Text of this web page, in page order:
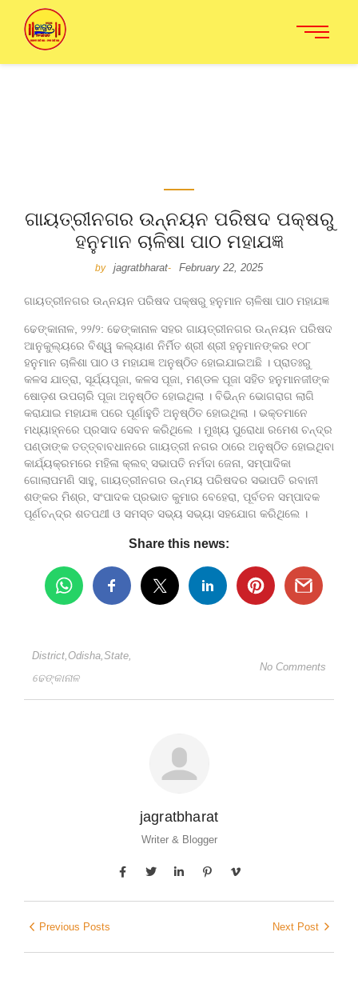
ଗାୟତ୍ରୀନଗର ଉନ୍ନୟନ ପରିଷଦ ପକ୍ଷରୁ
ହନୁମାନ ଚାଳିଷା ପାଠ ମହାଯଜ୍ଞ
by jagratbharat- February 22, 2025
ଗାୟତ୍ରୀନଗର ଉନ୍ନୟନ ପରିଷଦ ପକ୍ଷରୁ ହନୁମାନ ଚାଳିଷା ପାଠ ମହାଯଜ୍ଞ
ଢେଙ୍କାନାଳ, ୨୨/୨: ଢେଙ୍କାନାଳ ସହର ଗାୟତ୍ରୀନଗର ଉନ୍ନୟନ ପରିଷଦ
ଆନୁକୁଲ୍ୟରେ ବିଶ୍ୱ କଲ୍ୟାଣ ନିର୍ମିତ ଶ୍ରୀ ଶ୍ରୀ ହନୁମାନଙ୍କର ୧୦୮
ହନୁମାନ ଚାଳିଶା ପାଠ ଓ ମହାଯଜ୍ଞ ଅନୁଷ୍ଠିତ ହୋଇଯାଇଅଛି । ପ୍ରାତଃରୁ
କଳସ ଯାତ୍ରା, ସୂର୍ଯ୍ୟପୂଜା, କଳସ ପୂଜା, ମଣ୍ଡଳ ପୂଜା ସହିତ ହନୁମାନଜୀଙ୍କ
ଷୋଡ଼ଶ ଉପଚାରି ପୂଜା ଅନୁଷ୍ଠିତ ହୋଇଥିଲା । ବିଭିନ୍ନ ଭୋଗରାଗ ଲାଗି
କରାଯାଇ ମହାଯଜ୍ଞ ପରେ ପୂର୍ଣାହୁତି ଅନୁଷ୍ଠିତ ହୋଇଥିଲା । ଭକ୍ତମାନେ
ମଧ୍ୟାହ୍ନରେ ପ୍ରସାଦ ସେବନ କରିଥିଲେ । ମୁଖ୍ୟ ପୁରୋଧା ରମେଶ ଚନ୍ଦ୍ର
ପଣ୍ଡାଙ୍କ ତତ୍ତ୍ବାବଧାନରେ ଗାୟତ୍ରୀ ନଗର ଠାରେ ଅନୁଷ୍ଠିତ ହୋଇଥିବା
କାର୍ଯ୍ୟକ୍ରମରେ ମହିଳା କ୍ଲବ୍ ସଭାପତି ନର୍ମଦା ଜେନା, ସମ୍ପାଦିକା
ଗୋଲାପମଣି ସାହୁ, ଗାୟତ୍ରୀନଗର ଉନ୍ମୟ ପରିଷଦର ସଭାପତି ରବାନୀ
ଶଙ୍କର ମିଶ୍ର, ସଂପାଦକ ପ୍ରଭାତ କୁମାର ବେହେରା, ପୂର୍ବତନ ସମ୍ପାଦକ
ପୂର୍ଣଚନ୍ଦ୍ର ଶତପଥୀ ଓ ସମସ୍ତ ସଭ୍ୟ ସଭ୍ୟା ସହଯୋଗ କରିଥିଲେ ।
Share this news:
District Odisha State
ଢେଙ୍କାନାଳ
No Comments
jagratbharat
Writer & Blogger
Previous Posts Next Post